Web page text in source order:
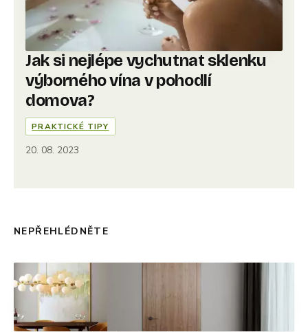
Jak si nejlépe vychutnat sklenku
výborného vína v pohodlí
domova?
PRAKTICKÉ TIPY
20. 08. 2023
NEPŘEHLÉDNĚTE